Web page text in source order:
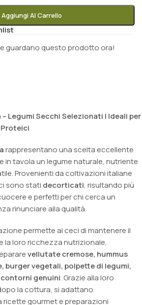
Aggiungi Al Carrello
guardano questo prodotto ora!
Legumi Secchi Selezionati | Ideali per
Proteici
rappresentano una scelta eccellente
in tavola un legume naturale, nutriente
Provenienti da coltivazioni italiane
sono stati decorticati, risultando più
e perfetti per chi cerca un
rinunciare alla qualità.
permette ai ceci di mantenere il
la loro ricchezza nutrizionale,
vellutate cremose, hummus
burger vegetali, polpette di legumi,
genuini. Grazie alla loro
la cottura, si adattano
gourmet e preparazioni